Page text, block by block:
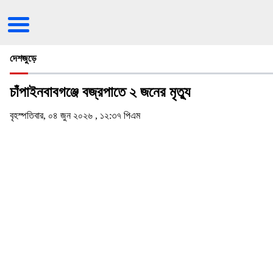
দেশজুড়ে
চাঁপাইনবাবগঞ্জে বজ্রপাতে ২ জনের মৃত্যু
বৃহস্পতিবার, ০৪ জুন ২০২৬ , ১২:৩৭ পিএম